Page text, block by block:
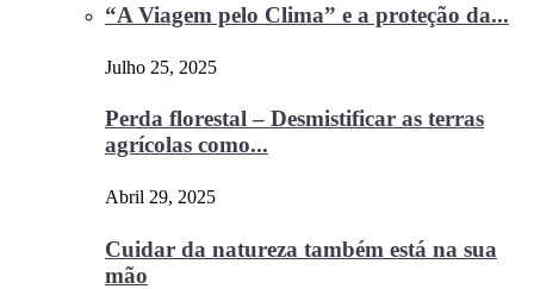
“A Viagem pelo Clima” e a proteção da...
Julho 25, 2025
Perda florestal – Desmistificar as terras
agrícolas como...
Abril 29, 2025
Cuidar da natureza também está na sua
mão